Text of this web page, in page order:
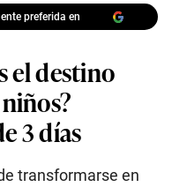
preferida en
el destino
3 días
transformarse en